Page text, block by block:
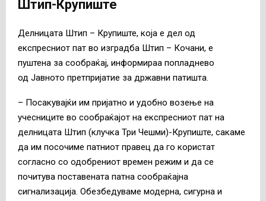
Штип-Крупиште
Делницата Штип – Крупиште, која е дел од
експресниот пат во изградба Штип – Кочани, е
пуштена за сообраќај, информираа попладнево
од Јавното претпријатие за државни патишта.
– Посакувајќи им пријатно и удобно возење на
учесниците во сообраќајот на експресниот пат на
делницата Штип (клучка Три Чешми)-Крупиште, сакаме
да им посочиме патниот правец да го користат
согласно со одобрениот времен режим и да се
почитува поставената патна сообраќајна
сигнализација. Обезбедуваме модерна, сигурна и